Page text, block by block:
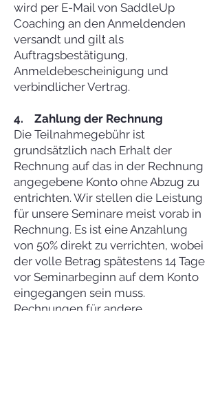
wird per E-Mail von SaddleUp
Coaching an den Anmeldenden
versandt und gilt als
Auftragsbestätigung,
Anmeldebescheinigung und
verbindlicher Vertrag.
4. Zahlung der Rechnung
Die Teilnahmegebühr ist
grundsätzlich nach Erhalt der
Rechnung auf das in der Rechnung
angegebene Konto ohne Abzug zu
entrichten. Wir stellen die Leistung
für unsere Seminare meist vorab in
Rechnung. Es ist eine Anzahlung
von 50% direkt zu verrichten, wobei
der volle Betrag spätestens 14 Tage
vor Seminarbeginn auf dem Konto
eingegangen sein muss.
Rechnungen für andere